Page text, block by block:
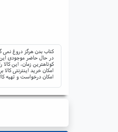
کتاب بدن هرگز دروغ نمی
در حال حاضر موجودی این
کوتاهترین زمان، این
امکان خرید اینترنتی
امکان درخواست و تهیه